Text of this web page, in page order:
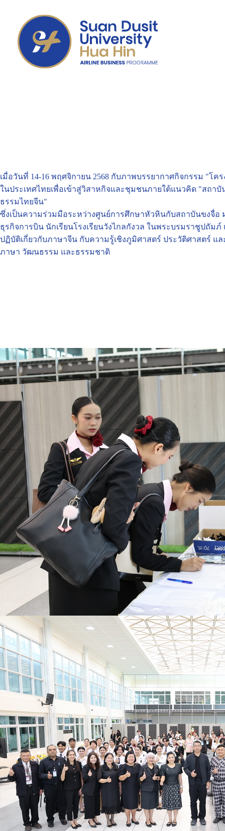
เมื่อวันที่ 14-16 พฤศจิกายน 2568 กับภาพบรรยากาศกิจกรรม "โ
ในประเทศไทยเพื่อเข้าสู่วิสาหกิจและชุมชนภายใต้แนวคิด "สถ
ธรรมไทยจีน"
ซึ่งเป็นความร่วมมือระหว่างศูนย์การศึกษาหัวหินกับสถาบันขงจื่
ธุรกิจการบิน นักเรียนโรงเรียนวังไกลกังวล ในพระบรมราชูปถัม
ปฏิบัติเกี่ยวกับภาษาจีน กับความรู้เชิงภูมิศาสตร์ ประวัติศาสตร์
ภาษา วัฒนธรรม และธรรมชาติ